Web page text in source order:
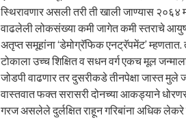
स्थिरावणार असली तरी ती खाली जाण्यास
वाढलेली लोकसंख्या कमी जागेत कमी स्तराचे
अतृप्त समूहांना ‘डेमोग्रॅफिक एनट्रॅपमेंट’
टोकाला उच्च शिक्षित व सधन वर्ग एकच मूल
जोडपी वाढणार तर दुसरीकडे तीनपेक्षा जास्त मुले
वास्तवात फक्त सरासरी दोनच्या आकड्याने
गरज असलेले दुर्लक्षित राहून गरिबांना अधिक